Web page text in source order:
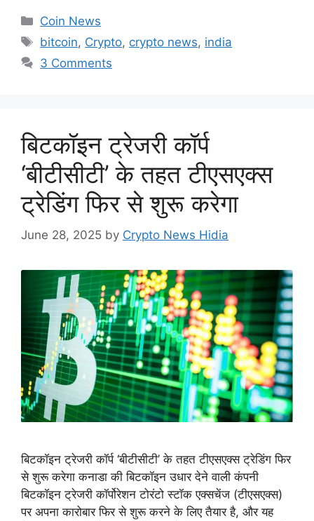
Categories
Coin News
Tags
bitcoin, Crypto, crypto news, india
3 Comments
बिटकॉइन ट्रेजरी कॉर्प
‘बीटीसीटी’ के तहत टीएसएक्स
ट्रेडिंग फिर से शुरू करेगा
June 28, 2025 by Crypto News Hidia
बिटकॉइन ट्रेजरी कॉर्प ‘बीटीसीटी’ के तहत टीएसएक्स ट्रेडिंग फिर
से शुरू करेगा कनाडा की बिटकॉइन उधार देने वाली कंपनी
बिटकॉइन ट्रेजरी कॉर्पोरेशन टोरंटो स्टॉक एक्सचेंज (टीएसएक्स)
पर अपना कारोबार फिर से शुरू करने के लिए तैयार है, और यह